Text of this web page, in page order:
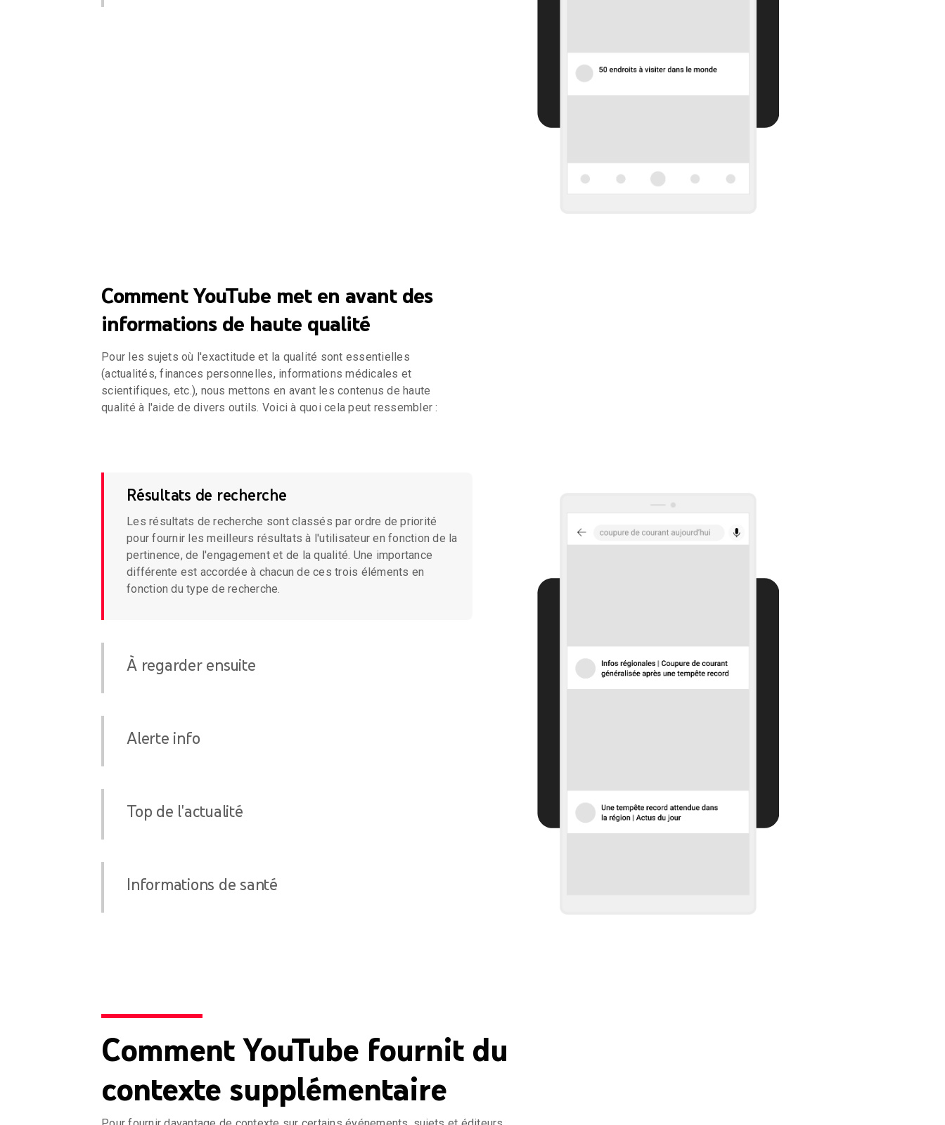
Comment YouTube met en avant des
informations de haute qualité
Pour les sujets où l'exactitude et la qualité sont essentielles
(actualités, finances personnelles, informations médicales et
scientifiques, etc.), nous mettons en avant les contenus de haute
qualité à l'aide de divers outils. Voici à quoi cela peut ressembler :
Résultats de recherche
Les résultats de recherche sont classés par ordre de priorité
pour fournir les meilleurs résultats à l'utilisateur en fonction de la
pertinence, de l'engagement et de la qualité. Une importance
différente est accordée à chacun de ces trois éléments en
fonction du type de recherche.
À regarder ensuite
Alerte info
Top de l'actualité
Informations de santé
Comment YouTube fournit du
contexte supplémentaire